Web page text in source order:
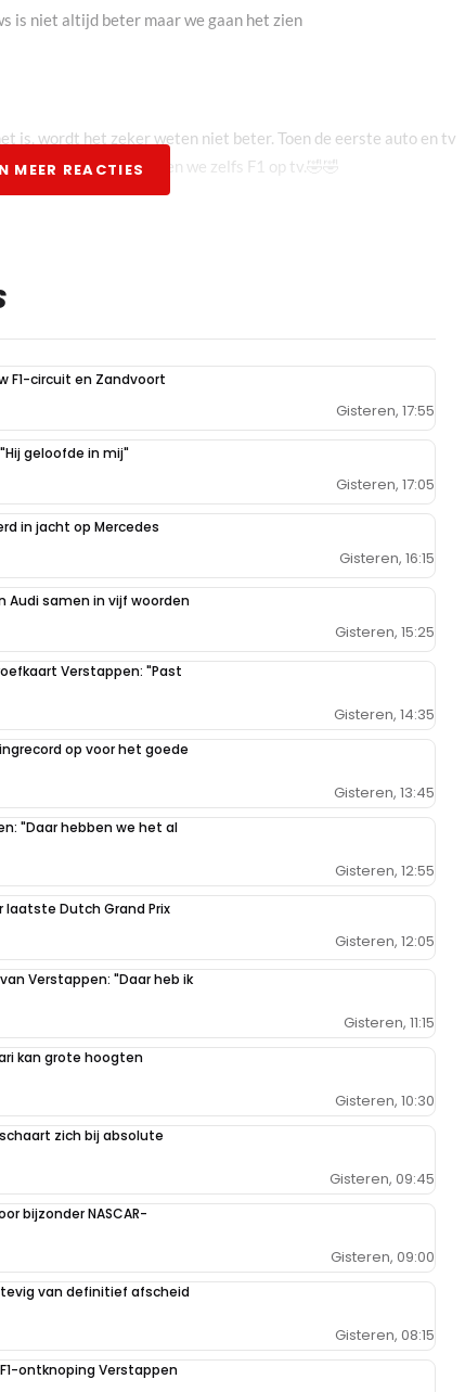
is niet altijd beter maar we gaan het zien
is, wordt het zeker weten niet beter. Toen de eerste auto en tv
ook bang. En nu kijken we zelfs F1 op tv.🤣🤣
als dat een achterblijver is, die op een ronde gezet gaat
commentaar. Geen commentaar voor leken.
geleidelijk moeten doen en amber denk er te gemakkelijk over
geen uitstraling en wat een domme opmerking over de
is de bijzaak het gaat om de races.
niet zo belangrijk is. Nou ik heb nieuws voor je. volgend jaar
dat vind ik heel erg belangrijk.
ook goed in dit geval.
de kant schuiven. En ik denk dat Stephane Cox het best wel
komt ze er wel. Bij rtlautowereld vond ik haar best wel goed
niet aan de kant geschoven worden. Suffie 🤣🤣
MEER REACTIES
F1-circuit en Zandvoort
Gisteren, 17:55
geloofde in mij"
Gisteren, 17:05
in jacht op Mercedes
Gisteren, 16:15
samen in vijf woorden
Gisteren, 15:25
Verstappen: "Past
Gisteren, 14:35
op voor het goede
Gisteren, 13:45
"Daar hebben we het al
Gisteren, 12:55
laatste Dutch Grand Prix
Gisteren, 12:05
Verstappen: "Daar heb ik
Gisteren, 11:15
kan grote hoogten
Gisteren, 10:30
zich bij absolute
Gisteren, 09:45
bijzonder NASCAR-
Gisteren, 09:00
van definitief afscheid
Gisteren, 08:15
ontknoping Verstappen